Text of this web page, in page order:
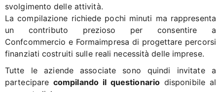
svolgimento delle attività.
La compilazione richiede pochi minuti ma rappresenta
un contributo prezioso per consentire a
Confcommercio e Formaimpresa di progettare percorsi
finanziati costruiti sulle reali necessità delle imprese.
Tutte le aziende associate sono quindi invitate a
partecipare compilando il questionario disponibile al